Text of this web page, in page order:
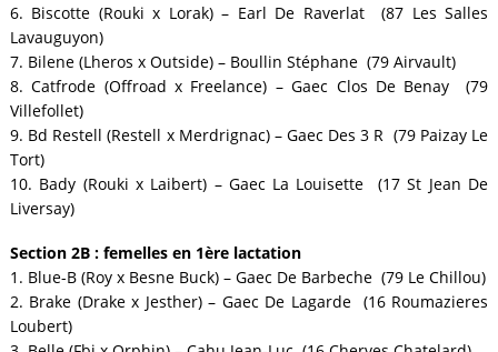
6. Biscotte (Rouki x Lorak) – Earl De Raverlat (87 Les Salles
Lavauguyon)
7. Bilene (Lheros x Outside) – Boullin Stéphane (79 Airvault)
8. Catfrode (Offroad x Freelance) – Gaec Clos De Benay (79
Villefollet)
9. Bd Restell (Restell x Merdrignac) – Gaec Des 3 R (79 Paizay Le
Tort)
10. Bady (Rouki x Laibert) – Gaec La Louisette (17 St Jean De
Liversay)
Section 2B : femelles en 1ère lactation
1. Blue-B (Roy x Besne Buck) – Gaec De Barbeche (79 Le Chillou)
2. Brake (Drake x Jesther) – Gaec De Lagarde (16 Roumazieres
Loubert)